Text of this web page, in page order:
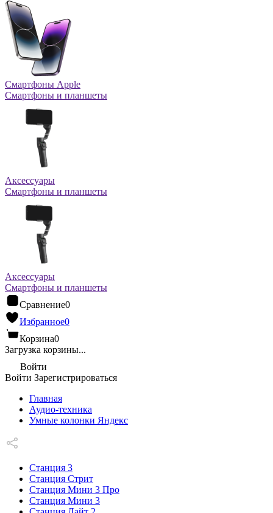
Смартфоны Apple
Смартфоны и планшеты
Аксессуары
Смартфоны и планшеты
Аксессуары
Смартфоны и планшеты
Сравнение0
Избранное0
Корзина0
Загрузка корзины...
Войти
Войти Зарегистрироваться
Главная
Аудио-техника
Умные колонки Яндекс
Станция 3
Станция Стрит
Станция Мини 3 Про
Станция Мини 3